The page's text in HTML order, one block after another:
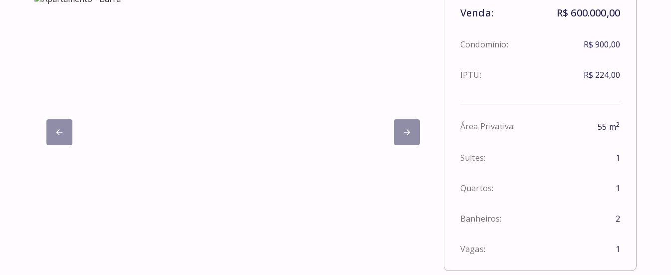
Venda: R$ 600.000,00
Condomínio: R$ 900,00
IPTU: R$ 224,00
Área Privativa: 55 m2
Suítes: 1
Quartos: 1
Banheiros: 2
Vagas: 1